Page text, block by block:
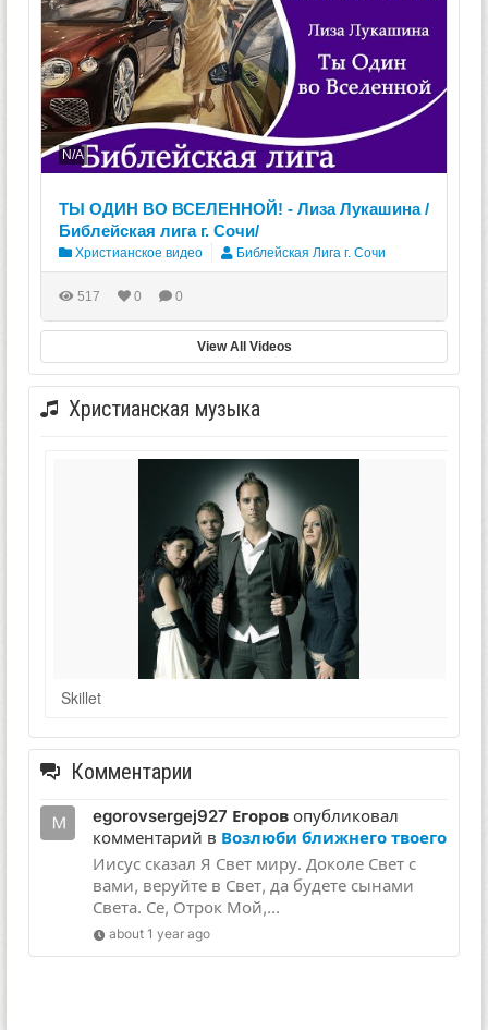
N/A
ТЫ ОДИН ВО ВСЕЛЕННОЙ! - Лиза Лукашина /
Библейская лига г. Сочи/
Христианское видео Библейская Лига г. Сочи
517 0 0
View All Videos
Христианская музыка
Skillet
Комментарии
egorovsergej927 Егоров опубликовал
комментарий в Возлюби ближнего твоего
Иисус сказал Я Свет миру. Доколе Свет с
вами, веруйте в Свет, да будете сынами
Света. Се, Отрок Мой,...
about 1 year ago